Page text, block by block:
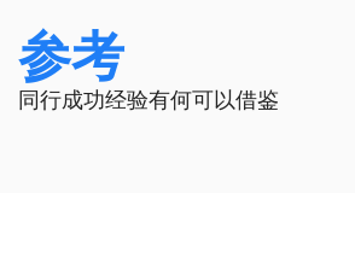
参考
同行成功经验有何可以借鉴